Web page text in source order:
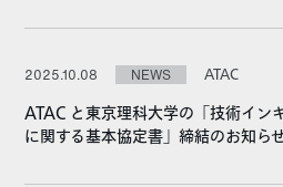
2025.10.08 NEWS ATAC
ATAC と東京理科大学の「技術イン
に関する基本協定書」締結のお知ら